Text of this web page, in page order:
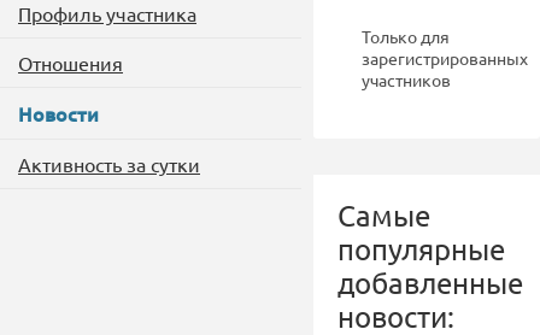
Профиль участника
Отношения
Новости
Активность за сутки
Только для
зарегистрированных
участников
Самые
популярные
добавленные
новости: